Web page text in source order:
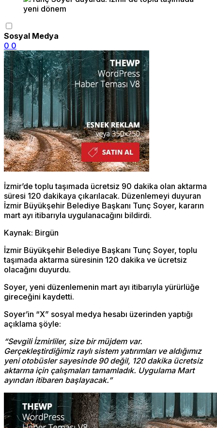
Sosyal Medya
0 0
İzmir’de toplu taşımada ücretsiz 90 dakika olan aktarma
süresi 120 dakikaya çıkarılacak. Düzenlemeyi duyuran
İzmir Büyükşehir Belediye Başkanı Tunç Soyer, kararın
mart ayı itibarıyla uygulanacağını bildirdi.
Kaynak: Birgün
İzmir Büyükşehir Belediye Başkanı Tunç Soyer, toplu
taşımada aktarma süresinin 120 dakika ve ücretsiz
olacağını duyurdu.
Soyer, yeni düzenlemenin mart ayı itibarıyla yürürlüğe
gireceğini kaydetti.
Soyer’in “X” sosyal medya hesabı üzerinden yaptığı
açıklama şöyle:
“Sevgili İzmirliler, size bir müjdem var.
Gerçekleştirdiğimiz raylı sistem yatırımları ve aldığımız
yeni otobüsler sayesinde 90 değil, 120 dakika ücretsiz
aktarma için çalışmaları tamamladık. Uygulama Mart
ayından itibaren başlayacak.”